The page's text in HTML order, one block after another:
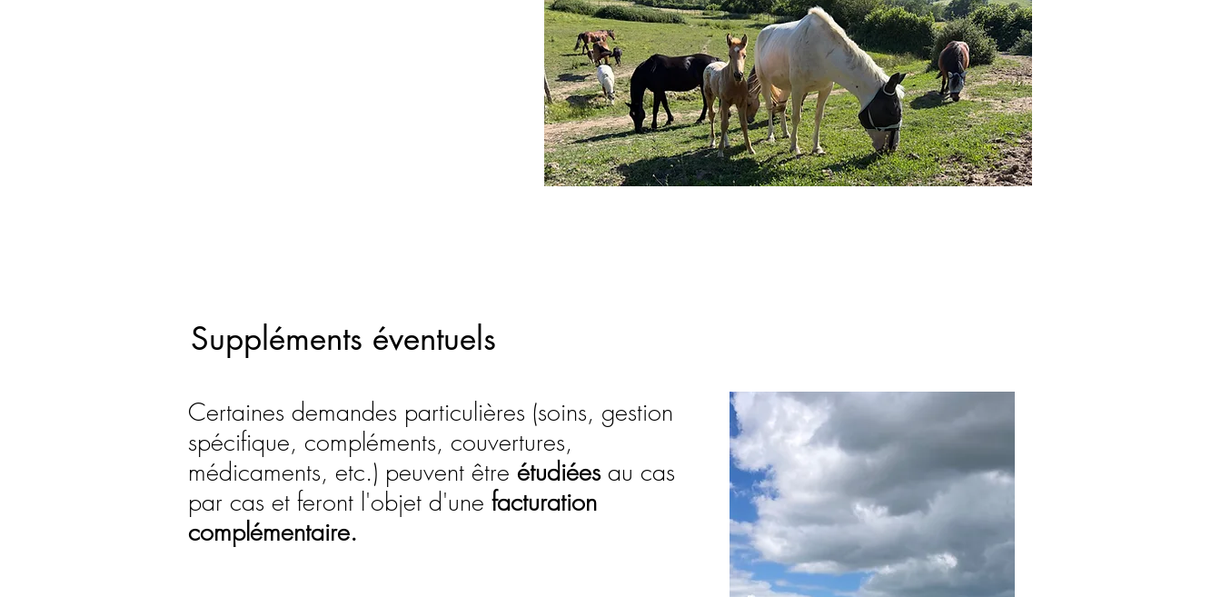
Suppléments éventuels
Certaines demandes particulières (soins, gestion
spécifique, compléments, couvertures,
médicaments, etc.) peuvent être étudiées au cas
par cas et feront l'objet d'une facturation
complémentaire.